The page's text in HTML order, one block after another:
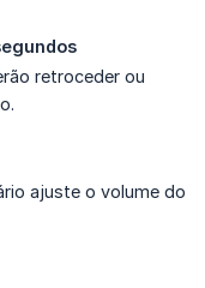
retroceder ou
ajuste o volume do